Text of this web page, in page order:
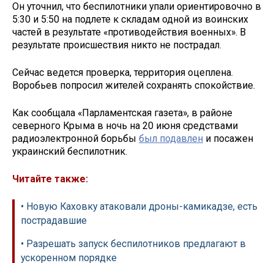
Он уточнил, что беспилотники упали ориентировочно в
5:30 и 5:50 на подлете к складам одной из воинских
частей в результате «противодействия военных». В
результате происшествия никто не пострадал.
Сейчас ведется проверка, территория оцеплена.
Воробьев попросил жителей сохранять спокойствие.
Как сообщала «Парламентская газета», в районе
северного Крыма в ночь на 20 июня средствами
радиоэлектронной борьбы был подавлен и посажен
украинский беспилотник.
Читайте также:
• Новую Каховку атаковали дроны-камикадзе, есть
пострадавшие
• Разрешать запуск беспилотников предлагают в
ускоренном порядке